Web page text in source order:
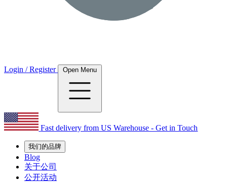
Login / Register Open Menu
Fast delivery from US Warehouse - Get in Touch
我们的品牌
Blog
关于公司
公开活动